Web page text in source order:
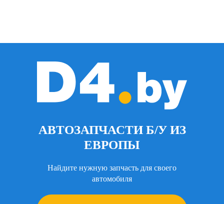
АВТОЗАПЧАСТИ Б/У ИЗ
ЕВРОПЫ
Найдите нужную запчасть для своего
автомобиля